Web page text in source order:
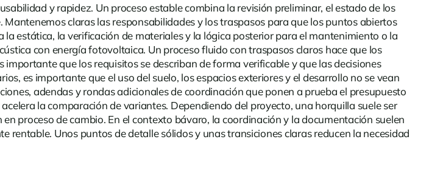
y rapidez. Un proceso estable combina la revisión preliminar, el estado de los
claras las responsabilidades y los traspasos para que los puntos abiertos
estática, la verificación de materiales y la lógica posterior para el mantenimiento o la
con energía fotovoltaica. Un proceso fluido con traspasos claros hace que los
que los requisitos se describan de forma verificable y que las decisiones
es importante que el uso del suelo, los espacios exteriores y el desarrollo no se vean
adendas y rondas adicionales de coordinación que ponen a prueba el presupuesto
la comparación de variantes. Dependiendo del proyecto, una horquilla suele ser
proceso de cambio. En el contexto bávaro, la coordinación y la documentación suelen
Unos puntos de detalle sólidos y unas transiciones claras reducen la necesidad